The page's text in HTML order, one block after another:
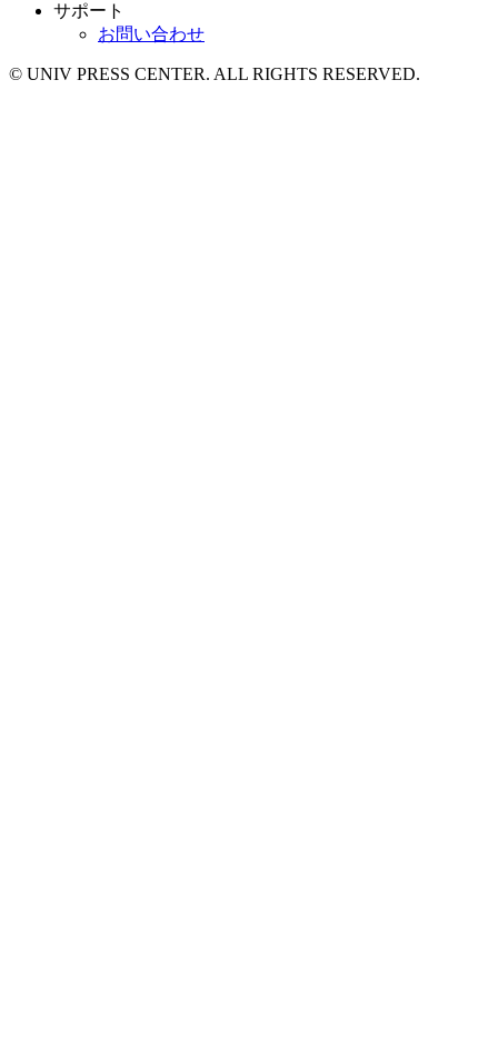
サポート
お問い合わせ
© UNIV PRESS CENTER. ALL RIGHTS RESERVED.